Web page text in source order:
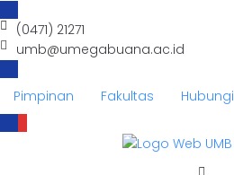
(0471) 21271
umb@umegabuana.ac.id
Pimpinan Fakultas Hubungi